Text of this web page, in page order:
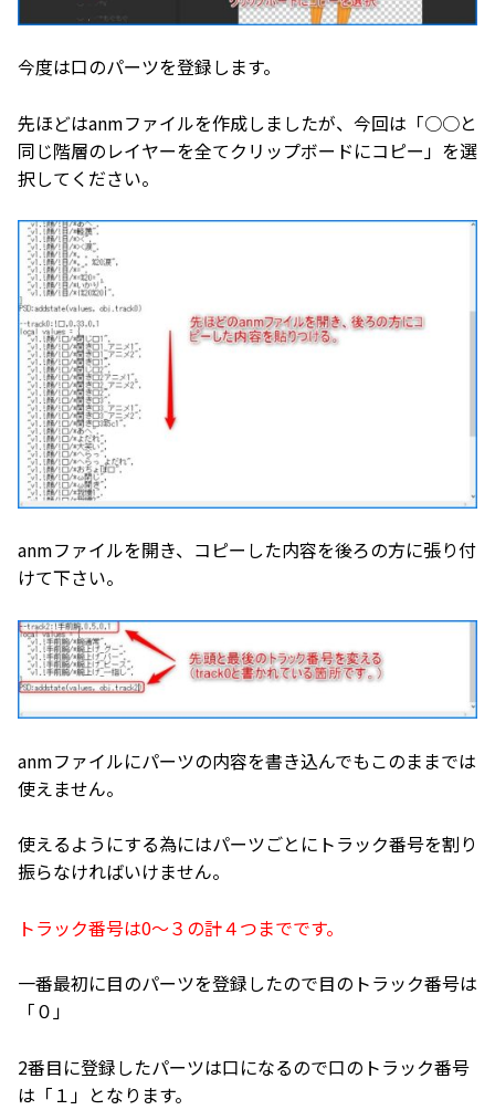
今度は口のパーツを登録します。
先ほどはanmファイルを作成しましたが、今回は「○○と
同じ階層のレイヤーを全てクリップボードにコピー」を選
択してください。
anmファイルを開き、コピーした内容を後ろの方に張り付
けて下さい。
anmファイルにパーツの内容を書き込んでもこのままでは
使えません。
使えるようにする為にはパーツごとにトラック番号を割り
振らなければいけません。
トラック番号は0～３の計４つまでです。
一番最初に目のパーツを登録したので目のトラック番号は
「０」
2番目に登録したパーツは口になるので口のトラック番号
は「１」となります。